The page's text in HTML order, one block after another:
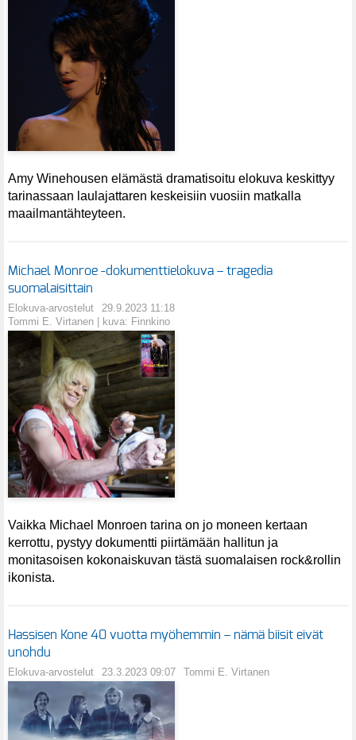
Amy Winehousen elämästä dramatisoitu elokuva keskittyy
tarinassaan laulajattaren keskeisiin vuosiin matkalla
maailmantähteyteen.
Michael Monroe -dokumenttielokuva – tragedia
suomalaisittain
Elokuva-arvostelut
29.9.2023 11:18
Tommi E. Virtanen | kuva: Finnkino
Vaikka Michael Monroen tarina on jo moneen kertaan
kerrottu, pystyy dokumentti piirtämään hallitun ja
monitasoisen kokonaiskuvan tästä suomalaisen rock&rollin
ikonista.
Hassisen Kone 40 vuotta myöhemmin – nämä biisit eivät
unohdu
Elokuva-arvostelut 23.3.2023 09:07 Tommi E. Virtanen